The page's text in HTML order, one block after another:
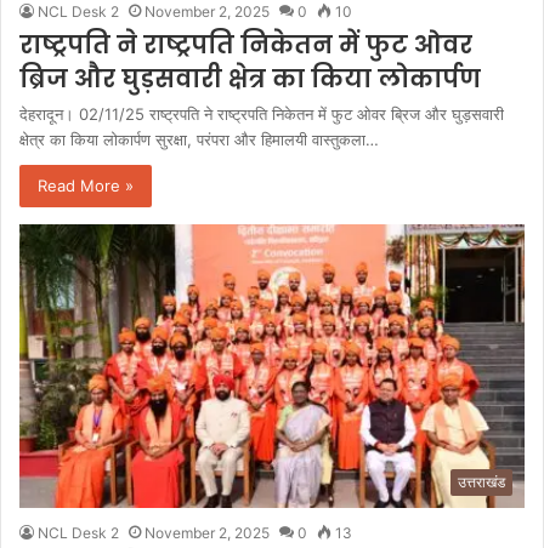
NCL Desk 2 November 2, 2025 0 10
राष्ट्रपति ने राष्ट्रपति निकेतन में फुट ओवर
ब्रिज और घुड़सवारी क्षेत्र का किया लोकार्पण
देहरादून। 02/11/25 राष्ट्रपति ने राष्ट्रपति निकेतन में फुट ओवर ब्रिज और घुड़सवारी
क्षेत्र का किया लोकार्पण सुरक्षा, परंपरा और हिमालयी वास्तुकला…
Read More »
उत्तराखंड
NCL Desk 2 November 2, 2025 0 13